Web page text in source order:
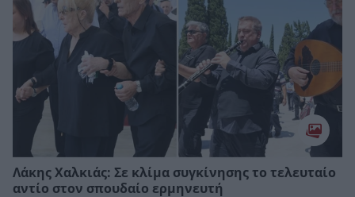
Λάκης Χαλκιάς: Σε κλίμα συγκίνησης το τελευταίο
αντίο στον σπουδαίο ερμηνευτή